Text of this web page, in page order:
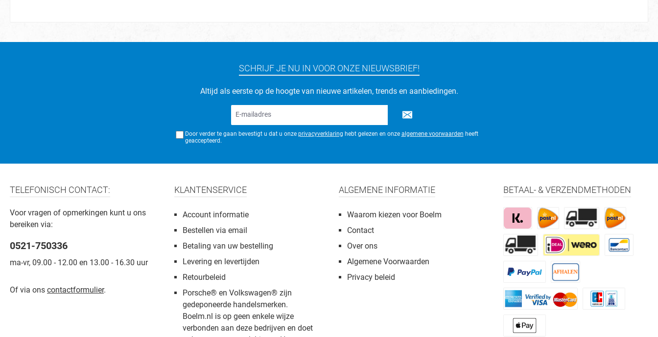
SCHRIJF JE NU IN VOOR ONZE NIEUWSBRIEF!
Altijd als eerste op de hoogte van nieuwe artikelen, trends en aanbiedingen.
Door verder te gaan bevestigt u dat u onze privacyverklaring hebt gelezen en onze algemene voorwaarden heeft
geaccepteerd.
TELEFONISCH CONTACT:
Voor vragen of opmerkingen kunt u ons
bereiken via:
0521-750336
ma-vr, 09.00 - 12.00 en 13.00 - 16.30 uur
Of via ons contactformulier.
KLANTENSERVICE
Account informatie
Bestellen via email
Betaling van uw bestelling
Levering en levertijden
Retourbeleid
Porsche® en Volkswagen® zijn
gedeponeerde handelsmerken.
Boelm.nl is op geen enkele wijze
verbonden aan deze bedrijven en doet
ALGEMENE INFORMATIE
Waarom kiezen voor Boelm
Contact
Over ons
Algemene Voorwaarden
Privacy beleid
BETAAL- & VERZENDMETHODEN